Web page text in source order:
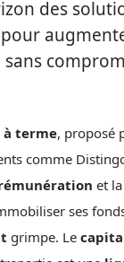
des
terme, proposé
comme
et
ses
grimpe. Le